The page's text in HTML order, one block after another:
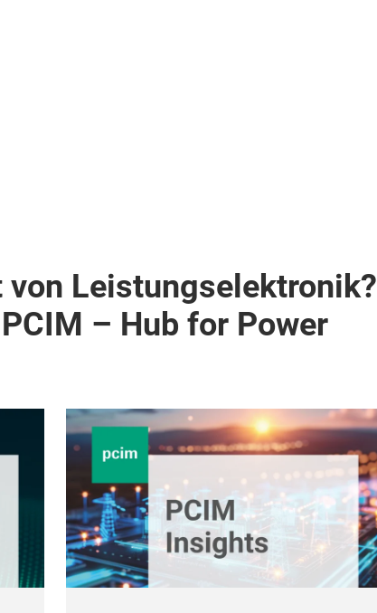
Leistungselektronik?
– Hub for Power